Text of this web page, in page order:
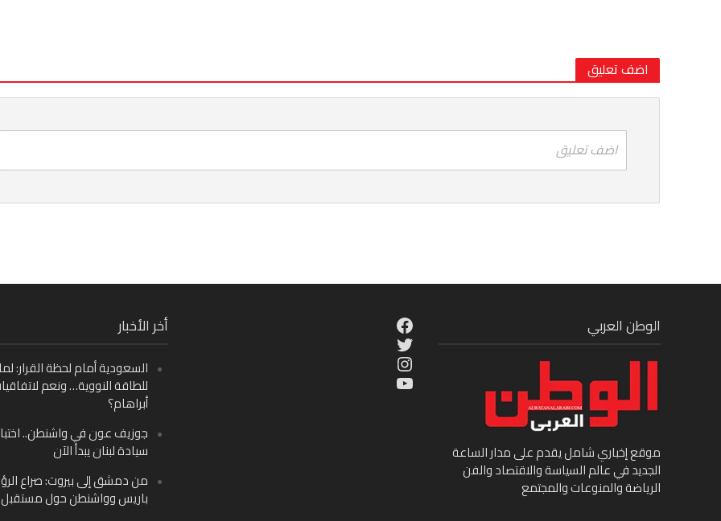
اضف تعليق
اضف تعليق
أخر الأخبار
السعودية أمام لحظة القرار:
للطاقة النووية… ونعم
أبراهام؟
جوزيف عون في واشنطن..
سيادة لبنان يبدأ الآن
من دمشق إلى بيروت: صراع
باريس وواشنطن حول مستقبل
Facebook
Twitter
Instagram
YouTube
الوطن العربي
موقع إخباري شامل يقدم على مدار الساعة
الجديد في عالم السياسة والاقتصاد والفن
الرياضة والمنوعات والمجتمع